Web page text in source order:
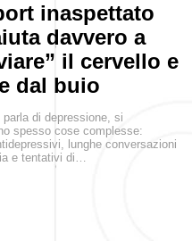
inaspettato
davvero a
il cervello e
dal buio
parla di depressione, si
spesso cose complesse:
lunghe conversazioni
e tentativi di…